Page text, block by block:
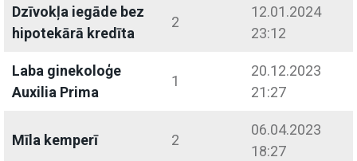
Dzīvokļa iegāde bez
hipotekārā kredīta
2
12.01.2024
23:12
Laba ginekoloģe
Auxilia Prima
1
20.12.2023
21:27
Mīla kemperī 2
06.04.2023
18:27